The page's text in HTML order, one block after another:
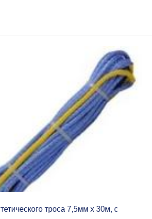
троса 7,5мм х 30м, с